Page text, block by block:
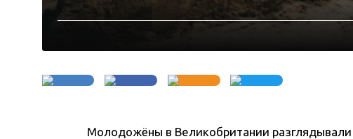
Молодожёны в Великобритании